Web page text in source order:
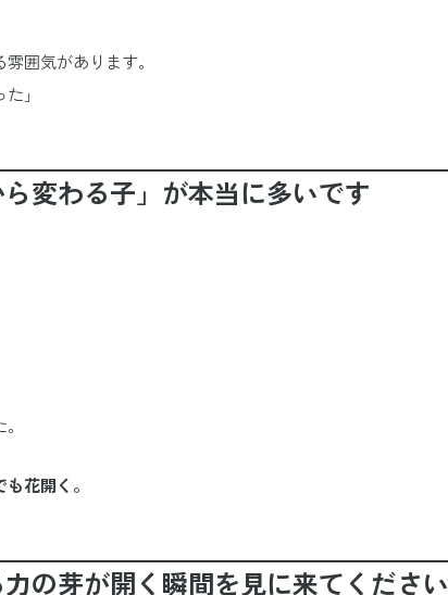
囲気があります。
」
変わる子」が本当に多いです
花開く。
の芽が開く瞬間を見に来てください